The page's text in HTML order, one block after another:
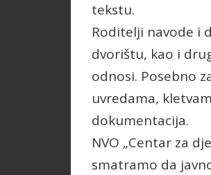
tekstu.
Roditelji navode i
dvorištu, kao i
odnosi. Posebno
uvredama,
dokumentacija.
NVO „Centar za
smatramo da